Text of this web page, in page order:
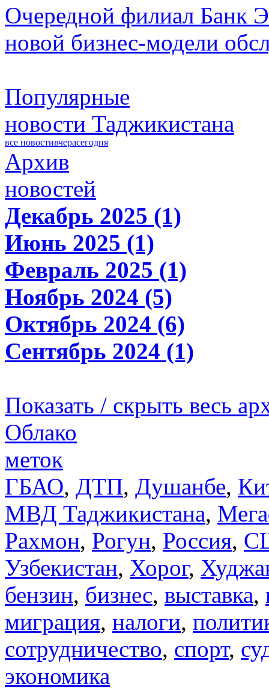
Очередной филиал Банк
новой бизнес-модели
Популярные
новости Таджикистана
все новостивчерасегодня
Архив
новостей
Декабрь 2025 (1)
Июнь 2025 (1)
Февраль 2025 (1)
Ноябрь 2024 (5)
Октябрь 2024 (6)
Сентябрь 2024 (1)
Показать / скрыть весь
Облако
меток
ГБАО, ДТП, Душанбе,
МВД Таджикистана,
Рахмон, Рогун, Россия,
Узбекистан, Хорог,
бензин, бизнес, выставка,
миграция, налоги,
сотрудничество, спорт,
экономика